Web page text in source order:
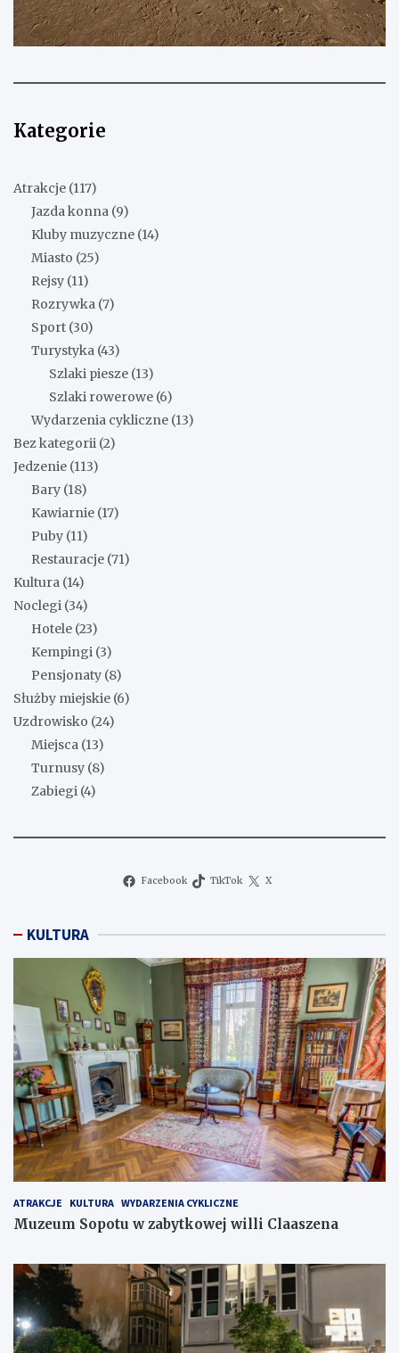
Kategorie
Atrakcje (117)
Jazda konna (9)
Kluby muzyczne (14)
Miasto (25)
Rejsy (11)
Rozrywka (7)
Sport (30)
Turystyka (43)
Szlaki piesze (13)
Szlaki rowerowe (6)
Wydarzenia cykliczne (13)
Bez kategorii (2)
Jedzenie (113)
Bary (18)
Kawiarnie (17)
Puby (11)
Restauracje (71)
Kultura (14)
Noclegi (34)
Hotele (23)
Kempingi (3)
Pensjonaty (8)
Służby miejskie (6)
Uzdrowisko (24)
Miejsca (13)
Turnusy (8)
Zabiegi (4)
Facebook TikTok X
KULTURA
ATRAKCJE KULTURA WYDARZENIA CYKLICZNE
Muzeum Sopotu w zabytkowej willi Claaszena